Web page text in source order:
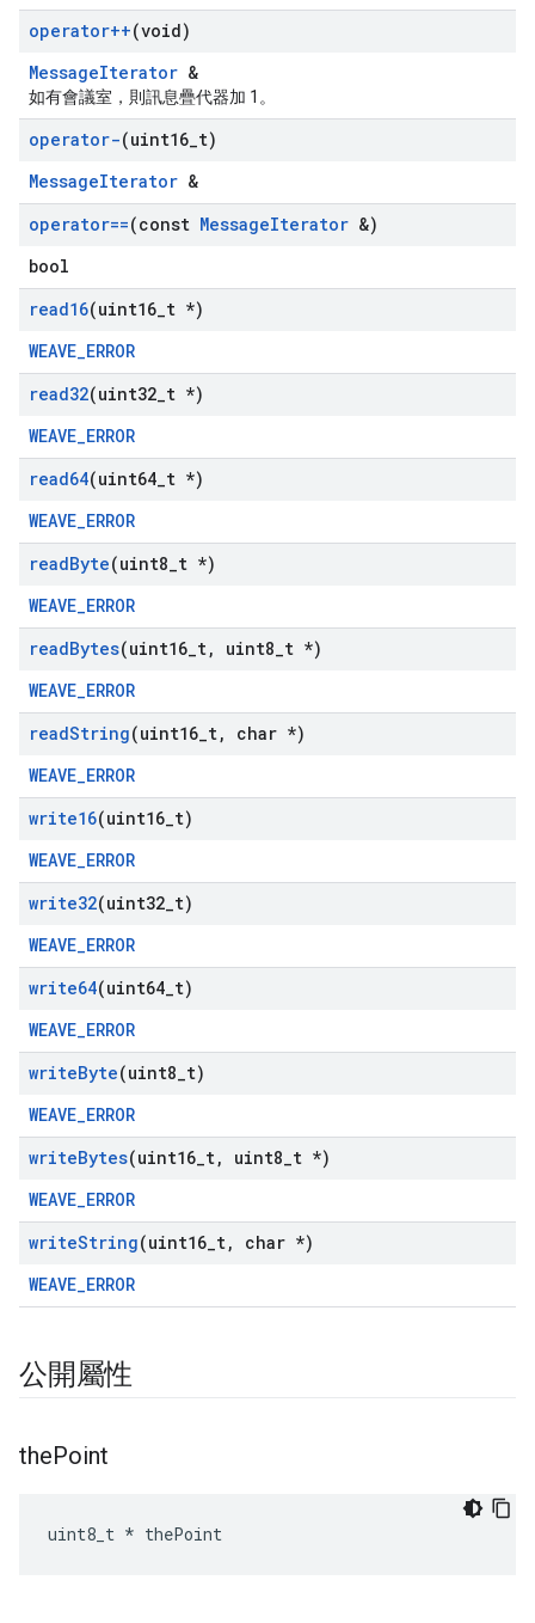
operator++(void)
MessageIterator &
如有會議室，則訊息疊代器加 1。
operator-(uint16 t)
MessageIterator &
operator==(const MessageIterator &)
bool
read16(uint16 t *)
WEAVE_ERROR
read32(uint32 t *)
WEAVE_ERROR
read64(uint64 t *)
WEAVE_ERROR
readByte(uint8 t *)
WEAVE_ERROR
readBytes(uint16 t, uint8 t *)
WEAVE_ERROR
readString(uint16 t,
char *)
WEAVE_ERROR
write16(uint16 t)
WEAVE_ERROR
write32(uint32 t)
WEAVE_ERROR
write64(uint64 t)
WEAVE_ERROR
writeByte(uint8 t)
WEAVE_ERROR
writeBytes(uint16 t, uint8 t *)
WEAVE_ERROR
writeString(uint16 t,
char *)
WEAVE_ERROR
公開屬性
thePoint
uint8_t * thePoint